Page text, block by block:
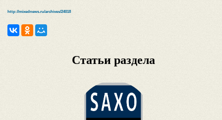
http://mixednews.ru/archives/24018
Статьи раздела